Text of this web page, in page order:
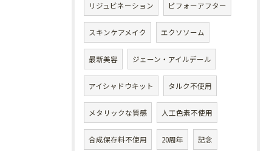
リジュビネーション ビフォーアフター
スキンケアメイク エクソソーム
最新美容 ジェーン・アイルデール
アイシャドウキット タルク不使用
メタリックな質感 人工色素不使用
合成保存料不使用 20周年 記念